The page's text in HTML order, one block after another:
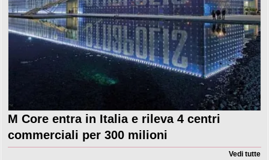
M Core entra in Italia e rileva 4 centri
commerciali per 300 milioni
Vedi tutte